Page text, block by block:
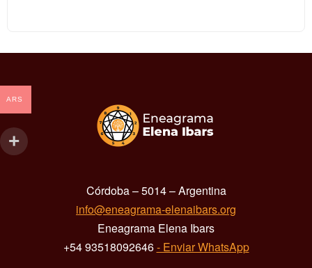
Córdoba – 5014 – Argentina
info@eneagrama-elenaibars.org
Eneagrama Elena Ibars
+54 93518092646- Enviar WhatsApp
ARS